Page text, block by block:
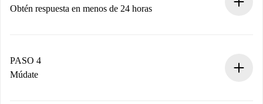
Obtén respuesta en menos de 24 horas
contacto con el propietario.
Si es rechazada: No te haremos ningún cargo y te
PASO 4
Múdate